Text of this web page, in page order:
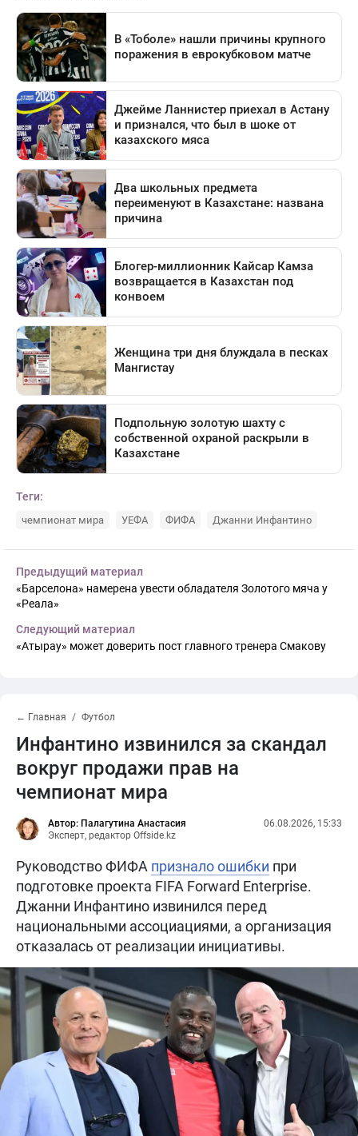
Теги:
чемпионат мира УЕФА ФИФА Джанни Инфантино
Предыдущий материал
«Барселона» намерена увести обладателя Золотого мяча у
«Реала»
Следующий материал
«Атырау» может доверить пост главного тренера Смакову
← Главная Футбол
Инфантино извинился за скандал
вокруг продажи прав на
чемпионат мира
Автор: Палагутина Анастасия
Эксперт, редактор Offside.kz
06.08.2026, 15:33
Руководство ФИФА признало ошибки при
подготовке проекта FIFA Forward Enterprise.
Джанни Инфантино извинился перед
национальными ассоциациями, а организация
отказалась от реализации инициативы.